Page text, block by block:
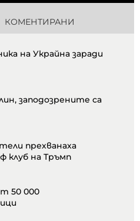
КОМЕНТИРАНИ
на Украйна заради
заподозрените са
прехванаха
клуб на Тръмп
50 000